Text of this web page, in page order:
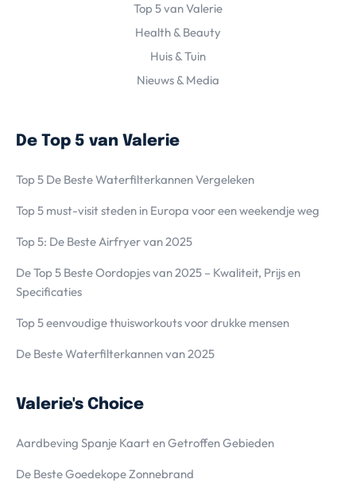
Top 5 van Valerie
Health & Beauty
Huis & Tuin
Nieuws & Media
De Top 5 van Valerie
Top 5 De Beste Waterfilterkannen Vergeleken
Top 5 must-visit steden in Europa voor een weekendje weg
Top 5: De Beste Airfryer van 2025
De Top 5 Beste Oordopjes van 2025 – Kwaliteit, Prijs en
Specificaties
Top 5 eenvoudige thuisworkouts voor drukke mensen
De Beste Waterfilterkannen van 2025
Valerie's Choice
Aardbeving Spanje Kaart en Getroffen Gebieden
De Beste Goedekope Zonnebrand